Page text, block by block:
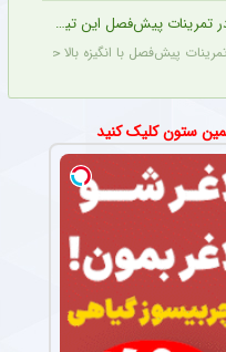
پیش‌فصل این تیم + عکس
ستون کلیک کنید